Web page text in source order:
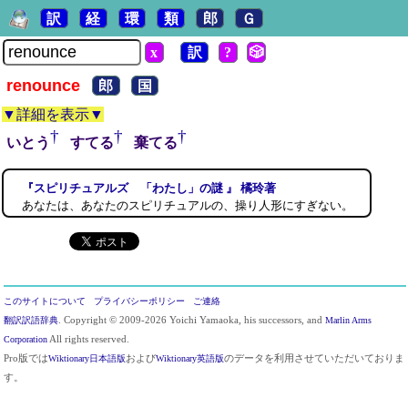
訳 経 環 類 郎 Ｇ
x 訳 ? 🎲
renounce 郎
国
▼詳細を表示▼
いとう† すてる† 棄てる†
『スピリチュアルズ 「わたし」の謎 』 橘玲著
あなたは、あなたのスピリチュアルの、操り人形にすぎない。
このサイトについて プライバシーポリシー
ご連絡
翻訳訳語辞典. Copyright © 2009-2026 Yoichi Yamaoka, his successors, and Marlin Arms
CorporationAll rights reserved.
Pro版ではWiktionary日本語版およびWiktionary英語版のデータを利用させていただいておりま
す。